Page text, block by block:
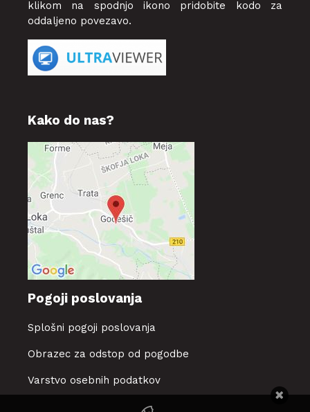
klikom na spodnjo ikono pridobite kodo za
oddaljeno povezavo.
Kako do nas?
Pogoji poslovanja
Splošni pogoji poslovanja
Obrazec za odstop od pogodbe
Varstvo osebnih podatkov